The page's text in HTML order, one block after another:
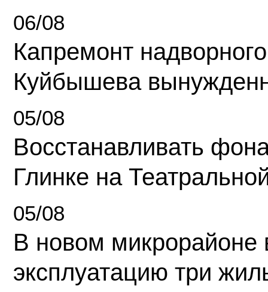
06/08
Капремонт
Куйбышева
05/08
Восстанавливать
Глинке на
05/08
В новом микрорайоне
эксплуатацию три